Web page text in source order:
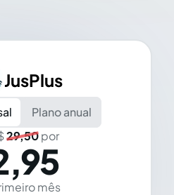
JusPlus
Plano anual
29,50por
mês